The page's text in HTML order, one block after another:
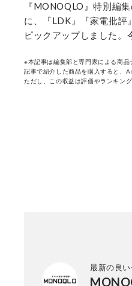
『MONOQLO』特別編
に、『LDK』『家電批評
ピックアップしました。
※本記事は編集部と専門家による商品
記事で紹介した商品を購入すると、
ただし、この収益は評価やランキン
最新の良